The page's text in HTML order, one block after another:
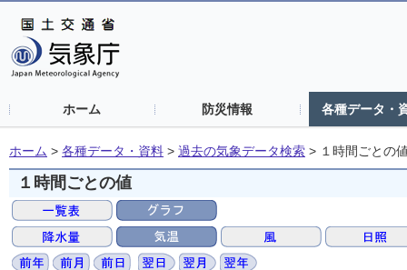
ホーム 防災情報 各種データ・
ホーム > 各種データ・資料 > 過去の気象データ検索 > １時間ごとの
１時間ごとの値